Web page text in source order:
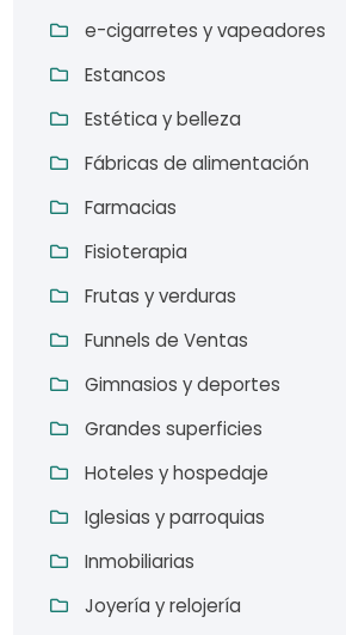
e-cigarretes y vapeadores
Estancos
Estética y belleza
Fábricas de alimentación
Farmacias
Fisioterapia
Frutas y verduras
Funnels de Ventas
Gimnasios y deportes
Grandes superficies
Hoteles y hospedaje
Iglesias y parroquias
Inmobiliarias
Joyería y relojería